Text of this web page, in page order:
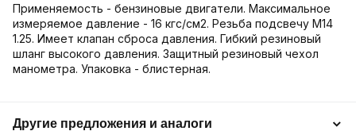
Применяемость - бензиновые двигатели. Максимальное
измеряемое давление - 16 кгс/см2. Резьба подсвечу М14
1.25. Имеет клапан сброса давления. Гибкий резиновый
шланг высокого давления. Защитный резиновый чехол
манометра. Упаковка - блистерная.
Другие предложения и аналоги